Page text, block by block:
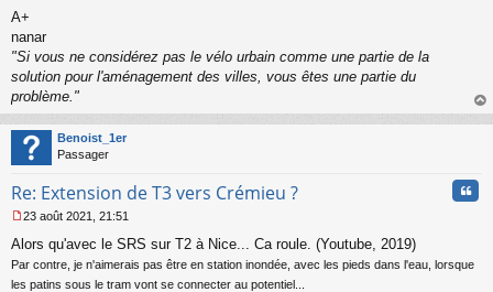
A+
nanar
"Si vous ne considérez pas le vélo urbain comme une partie de la
solution pour l'aménagement des villes, vous êtes une partie du
problème."
au
Benoist_1er
Passager
Re: Extension de T3 vers Crémieu ?
e
s
23 août 2021, 21:51
Alors qu'avec le SRS sur T2 à Nice... Ca roule. (Youtube, 2019)
Par contre, je n'aimerais pas être en station inondée, avec les pieds dans l'eau, lorsque
les patins sous le tram vont se connecter au potentiel...